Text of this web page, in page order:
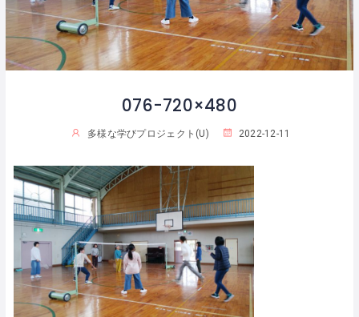
076-720×480
多様な学びプロジェクト(U) 2022-12-11